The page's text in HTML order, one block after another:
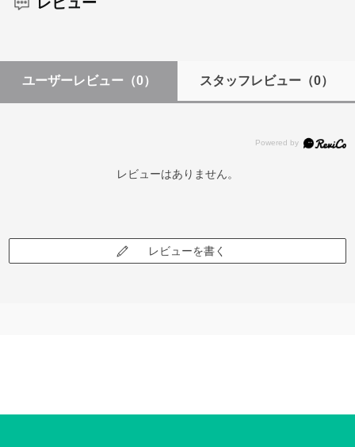
ユーザーレビュー （0） スタッフレビュー（0）
レビューはありません。
レビューを書く